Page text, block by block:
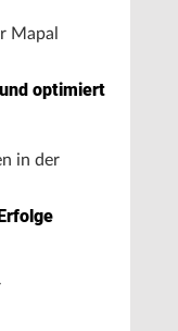
Mapal
optimiert
in der